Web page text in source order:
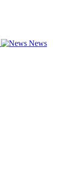
News